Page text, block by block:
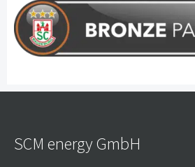
SCM energy GmbH